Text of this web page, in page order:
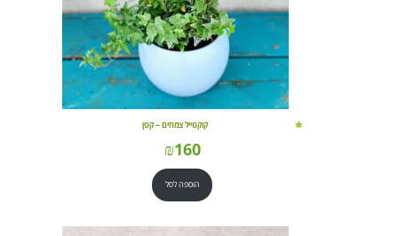
קוקטייל צמחים – קטן
₪160
הוספה לסל